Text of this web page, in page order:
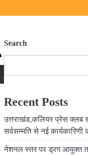
ड्रग इंस्पेक्टर नीरज कुमार भी
Search
Recent Posts
उत्तराखंड,कलियर प्रेस क्लब
सर्वसम्मति से नई कार्यकारिणी
नेशनल स्तर पर ड्रग आयुक्त